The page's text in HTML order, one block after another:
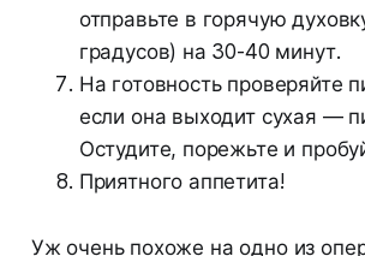
отправьте в горячую
градусов) на 30-40 минут.
На готовность проверяйте
если она выходит сухая —
Остудите, порежьте и
Приятного аппетита!
Уж очень похоже на одно из